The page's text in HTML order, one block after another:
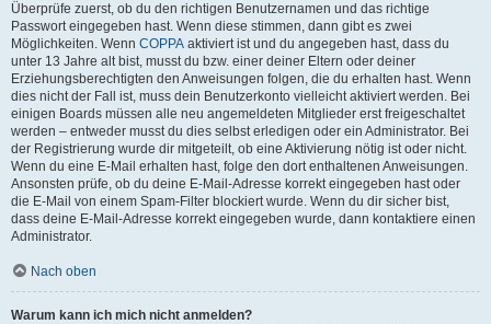
Überprüfe zuerst, ob du den richtigen Benutzernamen und das richtige
Passwort eingegeben hast. Wenn diese stimmen, dann gibt es zwei
Möglichkeiten. Wenn COPPA aktiviert ist und du angegeben hast, dass du
unter 13 Jahre alt bist, musst du bzw. einer deiner Eltern oder deiner
Erziehungsberechtigten den Anweisungen folgen, die du erhalten hast. Wenn
dies nicht der Fall ist, muss dein Benutzerkonto vielleicht aktiviert werden. Bei
einigen Boards müssen alle neu angemeldeten Mitglieder erst freigeschaltet
werden – entweder musst du dies selbst erledigen oder ein Administrator. Bei
der Registrierung wurde dir mitgeteilt, ob eine Aktivierung nötig ist oder nicht.
Wenn du eine E-Mail erhalten hast, folge den dort enthaltenen Anweisungen.
Ansonsten prüfe, ob du deine E-Mail-Adresse korrekt eingegeben hast oder
die E-Mail von einem Spam-Filter blockiert wurde. Wenn du dir sicher bist,
dass deine E-Mail-Adresse korrekt eingegeben wurde, dann kontaktiere einen
Administrator.
Nach oben
Warum kann ich mich nicht anmelden?